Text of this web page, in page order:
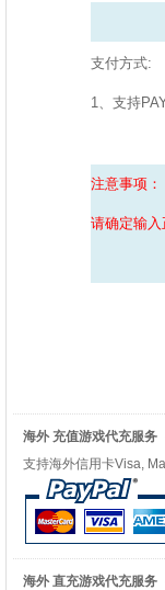
支付方式:
1、支持
注意事项：
请确定输
海外 充值游戏代充服务
支持海外信用卡Visa,
海外 直充游戏代充服务